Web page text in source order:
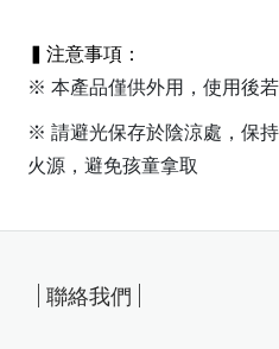
▍ 注意事項：
※ 本產品僅供外用，使用後
※ 請避光保存於陰涼處，保
火源，避免孩童拿取
| 聯絡我們 |